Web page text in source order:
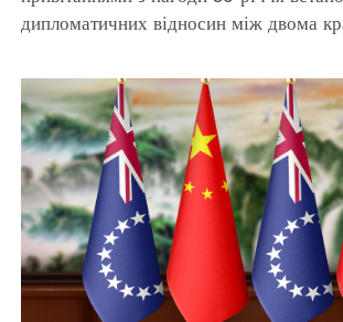
дипломатичних відносин між двома